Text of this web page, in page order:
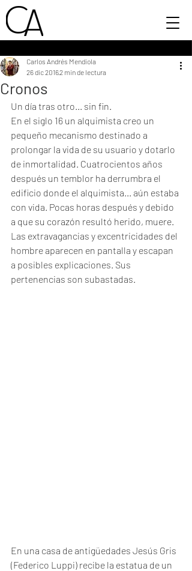
Cronos
Carlos Andrés Mendiola
26 dic 20162 min de lectura
Un día tras otro... sin fin.
En el siglo 16 un alquimista creo un
pequeño mecanismo destinado a
prolongar la vida de su usuario y dotarlo
de inmortalidad. Cuatrocientos años
después un temblor ha derrumbra el
edificio donde el alquimista... aún estaba
con vida. Pocas horas después y debido
a que su corazón resultó herido, muere.
Las extravagancias y excentricidades del
hombre aparecen en pantalla y escapan
a posibles explicaciones. Sus
pertenencias son subastadas.
En una casa de antigüedades Jesús Gris
(Federico Luppi) recibe la estatua de un